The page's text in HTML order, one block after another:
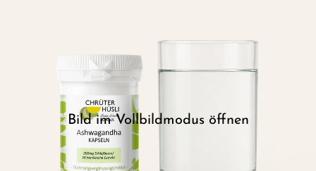
Bild im Vollbildmodus öffnen